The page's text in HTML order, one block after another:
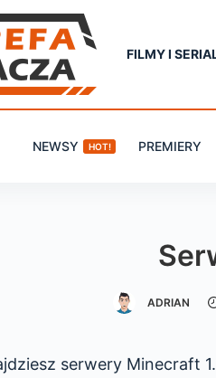
FILMY I
NEWSY HOT! PREMIERY
ADRIAN
serwery Minecraft